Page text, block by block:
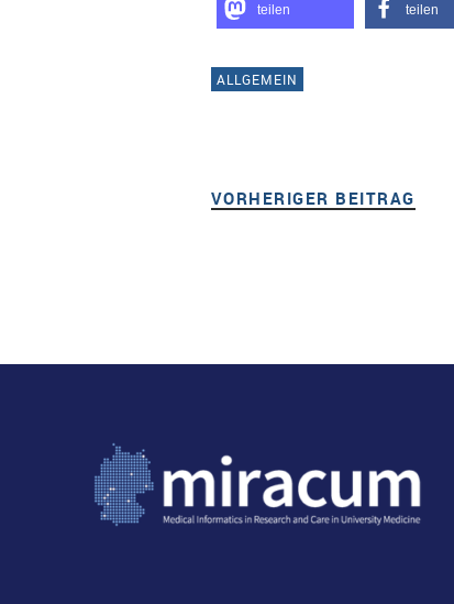
teilen teilen
ALLGEMEIN
Beitragsnavigation
VORHERIGER BEITRAG